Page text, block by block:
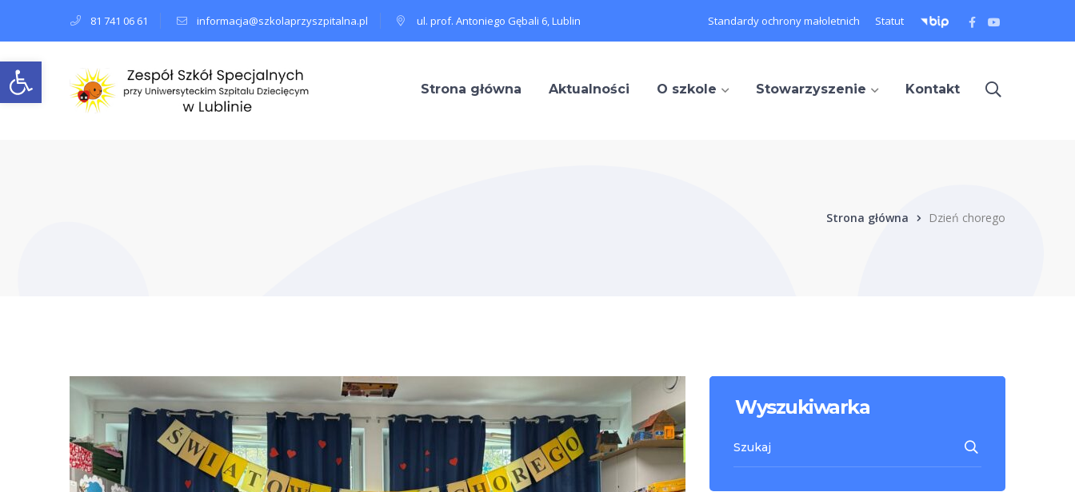
Open toolbar
81 741 06 61 informacja@szkolaprzyszpitalna.pl ul. prof. Antoniego Gębali 6, Lublin Standardy ochrony małoletnich Statut
Facebook
ProfileProfile
Strona główna Aktualności O szkole Stowarzyszenie Kontakt
Strona główna Dzień chorego
Wyszukiwarka